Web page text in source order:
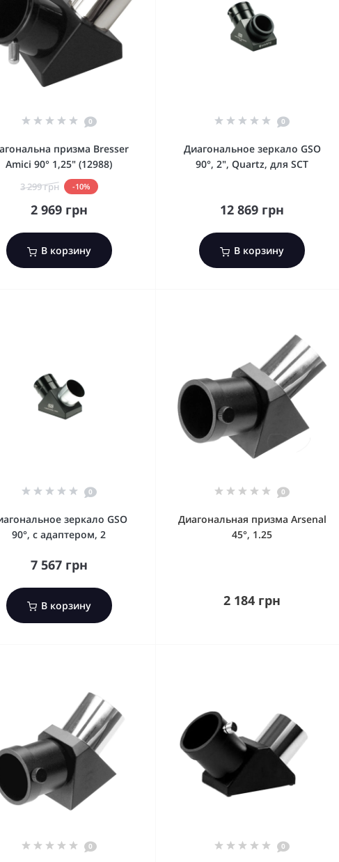
0
призма Bresser
Amici 90° 1,25" (12988)
3 299 грн -10%
2 969 грн
В корзину
0
Диагональное зеркало GSO
90°, 2", Quartz, для SCT
12 869 грн
В корзину
0
зеркало GSO
90°, с адаптером, 2
7 567 грн
В корзину
0
Диагональная призма Arsenal
45°, 1.25
2 184 грн
0 0